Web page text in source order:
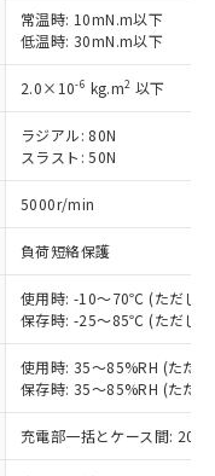
常温時: 10mN.m以下
低温時: 30mN.m以下
2.0×10-6 kg.m2 以下
ラジアル: 80N
スラスト: 50N
5000r/min
負荷短絡保護
使用時: -10～70℃ (ただし
保存時: -25～85℃ (ただし
使用時: 35～85%RH (ただ
保存時: 35～85%RH (ただ
充電部一括とケース間:
同意のうえ
機器事業取扱
び標準価格
だくもので
の中には、
る商品もある
照会結果は、
での社内デー
10物質）の
能な商品で
物質）の非含
予定のある
（10物質）の
10物質）の
は確認中の
形物で、有
す。
部品として
場合などや
す。
中国RoHSの
す。
中国RoHSの
ます。
部門へお問
のうち、外国
定める商品
う）を輸出